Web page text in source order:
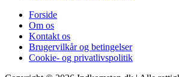
Forside
Om os
Kontakt os
Brugervilkår og betingelser
Cookie- og privatlivspolitik